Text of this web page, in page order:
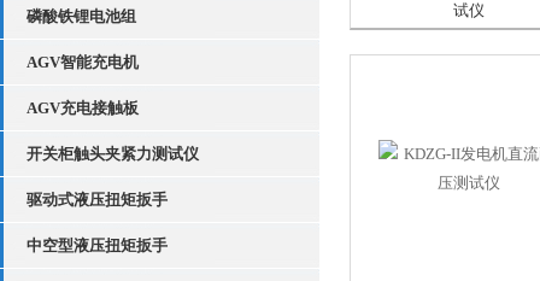
磷酸铁锂电池组
AGV智能充电机
AGV充电接触板
开关柜触头夹紧力测试仪
驱动式液压扭矩扳手
中空型液压扭矩扳手
试仪